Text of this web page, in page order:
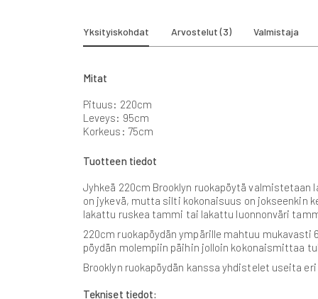
the
images
Yksityiskohdat
Mitat
Pituus: 220cm
Leveys: 95cm
Korkeus: 75cm
Tuotteen tiedot
Jyhkeä 220cm Brooklyn ruokapöytä
on jykevä, mutta silti kokonaisuus on jokseenkin
lakattu ruskea tammi tai lakattu luonnonväri
220cm ruokapöydän ympärille mahtuu
pöydän molempiin päihin jolloin kokonaismittaa
Brooklyn ruokapöydän kanssa yhdistelet useita
Tekniset tiedot:
Arvostelut 3 Valmistaja